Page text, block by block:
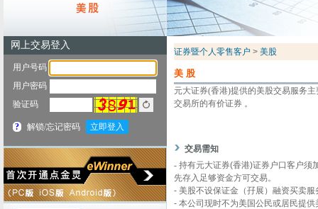
证券暨个人零售客户 > 美股
美股
元大证券(香港)提供的美股交易服务
交易所的有价证券 。
交易需知
- 持有元大证券(香港)证券户口客户须
先存入足够资金方可交易。
- 美股不设保证金（孖展）融资买卖
- 本公司现时不为美国公民或居民提供